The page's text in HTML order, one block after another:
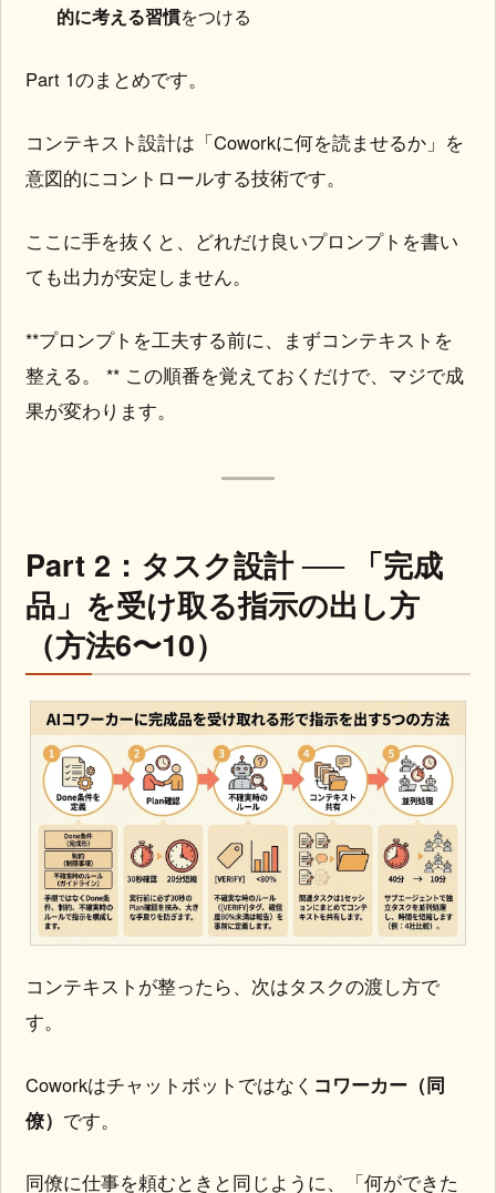
的に考える習慣をつける
Part 1のまとめです。
コンテキスト設計は「Coworkに何を読ませるか」を
意図的にコントロールする技術です。
ここに手を抜くと、どれだけ良いプロンプトを書い
ても出力が安定しません。
**プロンプトを工夫する前に、まずコンテキストを
整える。 ** この順番を覚えておくだけで、マジで成
果が変わります。
Part 2：タスク設計 ── 「完成
品」を受け取る指示の出し方
（方法6〜10）
コンテキストが整ったら、次はタスクの渡し方で
す。
Coworkはチャットボットではなく コワーカー（同
僚） です。
同僚に仕事を頼むときと同じように、「何ができた